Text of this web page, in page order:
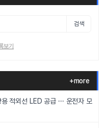
검색
보기
+more
적외선 LED 공급 ··· 운전자 모